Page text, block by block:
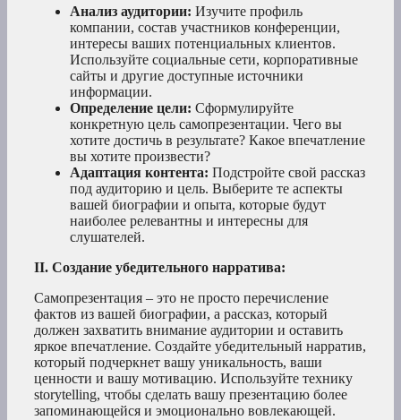
Анализ аудитории: Изучите профиль
компании, состав участников конференции,
интересы ваших потенциальных клиентов.
Используйте социальные сети, корпоративные
сайты и другие доступные источники
информации.
Определение цели: Сформулируйте
конкретную цель самопрезентации. Чего вы
хотите достичь в результате? Какое впечатление
вы хотите произвести?
Адаптация контента: Подстройте свой рассказ
под аудиторию и цель. Выберите те аспекты
вашей биографии и опыта, которые будут
наиболее релевантны и интересны для
слушателей.
II. Создание убедительного нарратива:
Самопрезентация – это не просто перечисление
фактов из вашей биографии, а рассказ, который
должен захватить внимание аудитории и оставить
яркое впечатление. Создайте убедительный нарратив,
который подчеркнет вашу уникальность, ваши
ценности и вашу мотивацию. Используйте технику
storytelling, чтобы сделать вашу презентацию более
запоминающейся и эмоционально вовлекающей.